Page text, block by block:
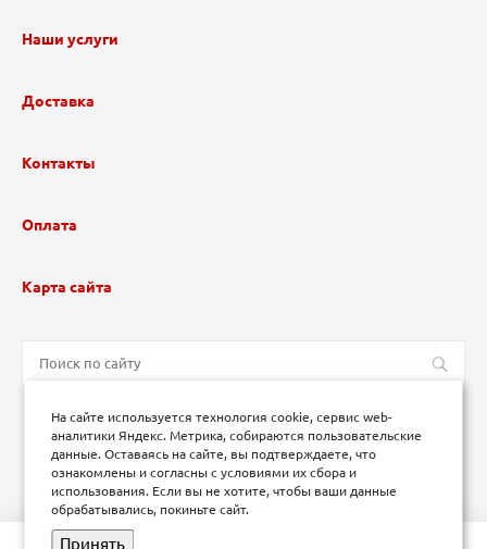
Наши услуги
Доставка
Контакты
Оплата
Карта сайта
На сайте используется технология cookie, сервис web-
аналитики Яндекс. Метрика, собираются пользовательские
данные. Оставаясь на сайте, вы подтверждаете, что
ознакомлены и согласны с условиями их сбора и
использования. Если вы не хотите, чтобы ваши данные
обрабатывались, покиньте сайт.
Принять